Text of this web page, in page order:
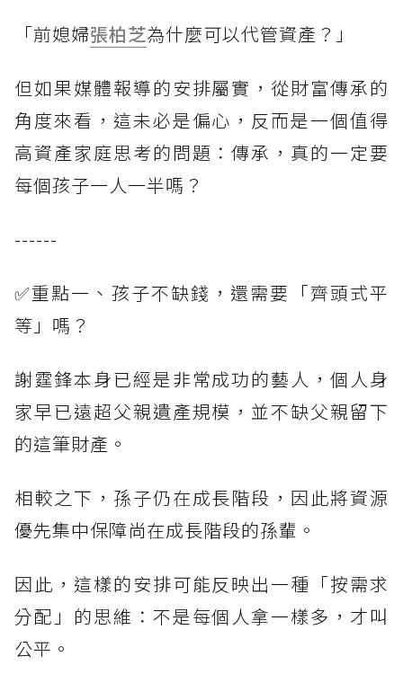
「前媳婦張柏芝為什麼可以代管資產？」
但如果媒體報導的安排屬實，從財富傳承的
角度來看，這未必是偏心，反而是一個值得
高資產家庭思考的問題：傳承，真的一定要
每個孩子一人一半嗎？
------
✅重點一、孩子不缺錢，還需要「齊頭式平
等」嗎？
謝霆鋒本身已經是非常成功的藝人，個人身
家早已遠超父親遺產規模，並不缺父親留下
的這筆財產。
相較之下，孫子仍在成長階段，因此將資源
優先集中保障尚在成長階段的孫輩。
因此，這樣的安排可能反映出一種「按需求
分配」的思維：不是每個人拿一樣多，才叫
公平。